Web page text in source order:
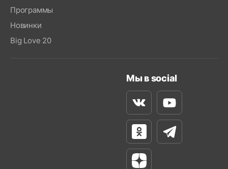
Программы
Новинки
Big Love 20
Мы в social
ВконтактеYoutube
Одноклассники
Телеграм
Яндекс Дзен